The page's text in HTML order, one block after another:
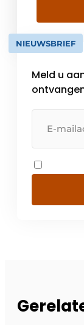
en het
van onze
NIEUWSBRIEF
Meld u